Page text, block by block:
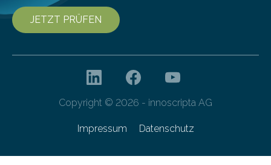
JETZT PRÜFEN
Copyright © 2026 - innoscripta AG
Impressum Datenschutz